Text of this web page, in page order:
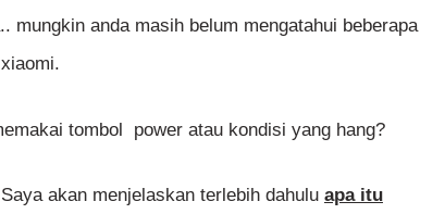
mungkin anda masih belum mengatahui beberapa
tombol power atau kondisi yang hang?
akan menjelaskan terlebih dahulu apa itu